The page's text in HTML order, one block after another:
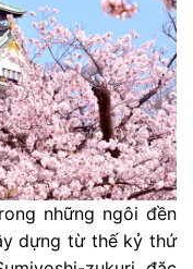
những ngôi đền
dựng từ thế kỷ thứ